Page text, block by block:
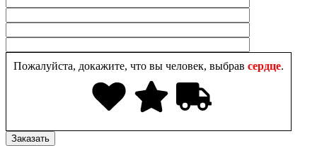
Пожалуйста, докажите, что вы человек, выбрав сердце.